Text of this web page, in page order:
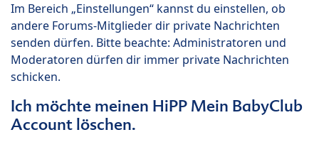
Im Bereich „Einstellungen“ kannst du einstellen, ob
andere Forums-Mitglieder dir private Nachrichten
senden dürfen. Bitte beachte: Administratoren und
Moderatoren dürfen dir immer private Nachrichten
schicken.
Ich möchte meinen HiPP Mein BabyClub
Account löschen.